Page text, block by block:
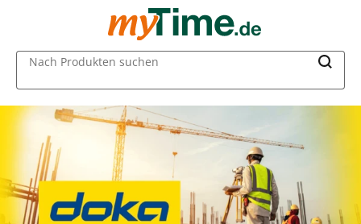
Nach Produkten suchen